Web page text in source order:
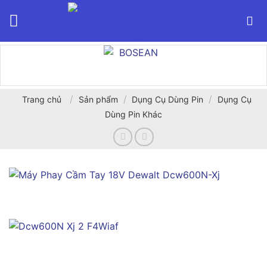
Trang chủ / Sản phẩm / Dụng Cụ Dùng Pin /
Dụng Cụ
Dùng Pin Khác